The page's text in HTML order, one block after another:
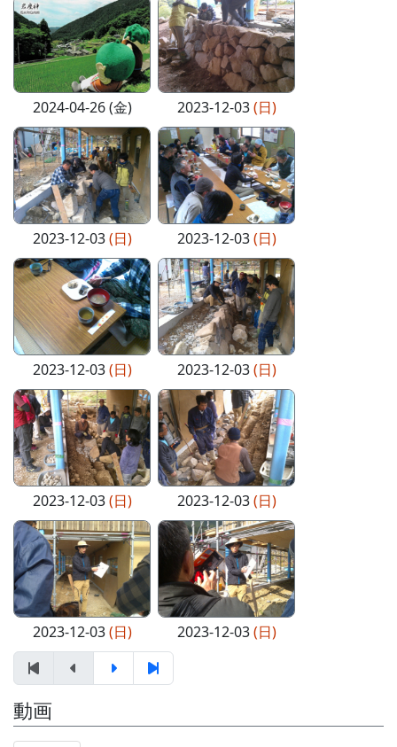
2024-04-26 (金) 2023-12-03(日)
2023-12-03(日) 2023-12-03(日)
2023-12-03(日) 2023-12-03(日)
2023-12-03(日) 2023-12-03(日)
2023-12-03(日) 2023-12-03(日)
動画